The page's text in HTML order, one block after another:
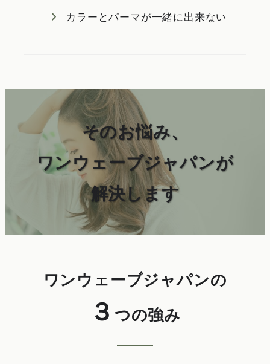
カラーとパーマが一緒に出来ない
そのお悩み、
ワンウェーブジャパンが
解決します
ワンウェーブジャパンの
３ つの強み